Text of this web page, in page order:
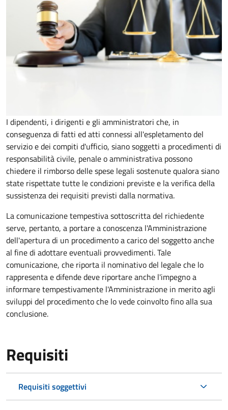
I dipendenti, i dirigenti e gli amministratori che, in
conseguenza di fatti ed atti connessi all'espletamento del
servizio e dei compiti d'ufficio, siano soggetti a procedimenti di
responsabilità civile, penale o amministrativa possono
chiedere il rimborso delle spese legali sostenute qualora siano
state rispettate tutte le condizioni previste e la verifica della
sussistenza dei requisiti previsti dalla normativa.
La comunicazione tempestiva sottoscritta del richiedente
serve, pertanto, a portare a conoscenza l'Amministrazione
dell'apertura di un procedimento a carico del soggetto anche
al fine di adottare eventuali provvedimenti. Tale
comunicazione, che riporta il nominativo del legale che lo
rappresenta e difende deve riportare anche l'impegno a
informare tempestivamente l'Amministrazione in merito agli
sviluppi del procedimento che lo vede coinvolto fino alla sua
conclusione.
Requisiti
Requisiti soggettivi